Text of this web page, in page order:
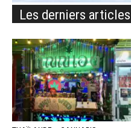
Les derniers articles